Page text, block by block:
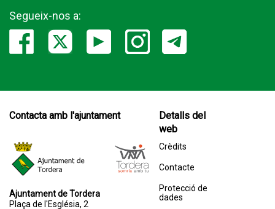
Segueix-nos a:
Contacta amb l'ajuntament
Ajuntament de Tordera
Plaça de l'Església, 2
Detalls del
web
Crèdits
Contacte
Protecció de
dades